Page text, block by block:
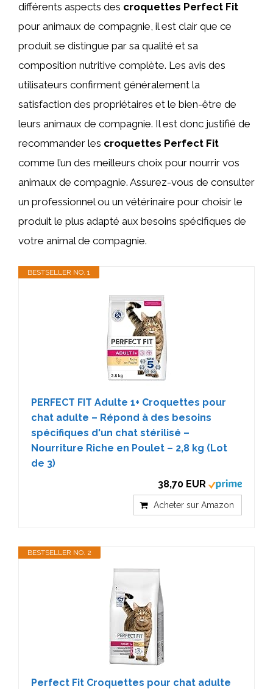
différents aspects des croquettes Perfect Fit
pour animaux de compagnie, il est clair que ce
produit se distingue par sa qualité et sa
composition nutritive complète. Les avis des
utilisateurs confirment généralement la
satisfaction des propriétaires et le bien-être de
leurs animaux de compagnie. Il est donc justifié de
recommander les croquettes Perfect Fit
comme l’un des meilleurs choix pour nourrir vos
animaux de compagnie. Assurez-vous de consulter
un professionnel ou un vétérinaire pour choisir le
produit le plus adapté aux besoins spécifiques de
votre animal de compagnie.
BESTSELLER NO. 1
PERFECT FIT Adulte 1+ Croquettes pour
chat adulte – Répond à des besoins
spécifiques d'un chat stérilisé –
Nourriture Riche en Poulet – 2,8 kg (Lot
de 3)
38,70 EUR
Acheter sur Amazon
BESTSELLER NO. 2
Perfect Fit Croquettes pour chat adulte